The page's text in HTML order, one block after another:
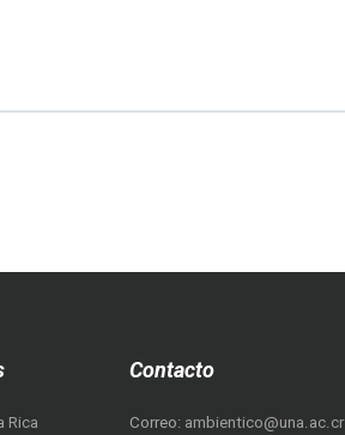
Rica
Contacto
Correo: ambientico@una.ac.cr